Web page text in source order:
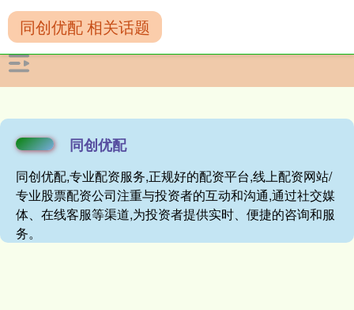
同创优配
同创优配,专业配资服务,正规好的配资平台,线上配资网站/
专业股票配资公司注重与投资者的互动和沟通,通过社交媒
体、在线客服等渠道,为投资者提供实时、便捷的咨询和服
务。
同创优配 相关话题